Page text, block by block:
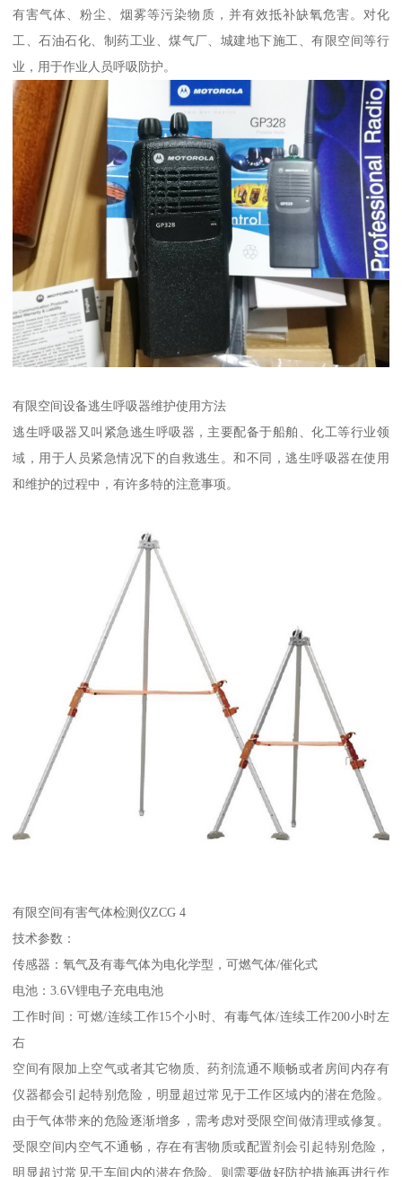
有害气体、粉尘、烟雾等污染物质，并有效抵补缺氧危害。对化
工、石油石化、制药工业、煤气厂、城建地下施工、有限空间等行
业，用于作业人员呼吸防护。
有限空间设备逃生呼吸器维护使用方法
逃生呼吸器又叫紧急逃生呼吸器，主要配备于船舶、化工等行业领
域，用于人员紧急情况下的自救逃生。和不同，逃生呼吸器在使用
和维护的过程中，有许多特的注意事项。
有限空间有害气体检测仪ZCG 4
技术参数：
传感器：氧气及有毒气体为电化学型，可燃气体/催化式
电池：3.6V锂电子充电电池
工作时间：可燃/连续工作15个小时、有毒气体/连续工作200小时左
右
空间有限加上空气或者其它物质、药剂流通不顺畅或者房间内存有
仪器都会引起特别危险，明显超过常见于工作区域内的潜在危险。
由于气体带来的危险逐渐增多，需考虑对受限空间做清理或修复。
受限空间内空气不通畅，存在有害物质或配置剂会引起特别危险，
明显超过常见于车间内的潜在危险。则需要做好防护措施再进行作